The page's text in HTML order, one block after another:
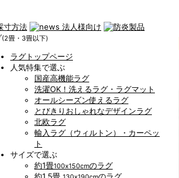
(2畳・3畳以下)
ラグトップページ
人気特集で選ぶ
国産高機能ラグ
洗濯OK！洗えるラグ・ラグマット
オールシーズン使えるラグ
とびきりおしゃれなデザインラグ
北欧ラグ
輸入ラグ（ウィルトン）・カーペッ
ト
サイズで選ぶ
約1畳100x150cmのラグ
約1.5畳
のラグ